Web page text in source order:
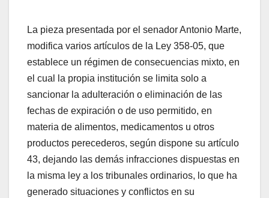
La pieza presentada por el senador Antonio Marte,
modifica varios artículos de la Ley 358-05, que
establece un régimen de consecuencias mixto, en
el cual la propia institución se limita solo a
sancionar la adulteración o eliminación de las
fechas de expiración o de uso permitido, en
materia de alimentos, medicamentos u otros
productos perecederos, según dispone su artículo
43, dejando las demás infracciones dispuestas en
la misma ley a los tribunales ordinarios, lo que ha
generado situaciones y conflictos en su